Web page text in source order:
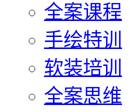
全案课程
手绘特训
软装培训
全案思维